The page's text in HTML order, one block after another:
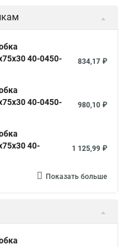
40-0450-
834,17 ₽
40-0450-
980,10 ₽
40-
1 125,99 ₽
Показать больше